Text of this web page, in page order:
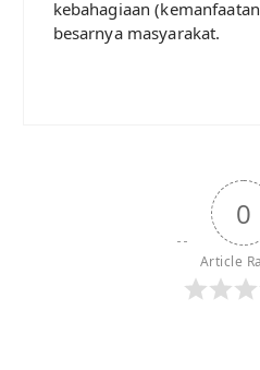
kebahagiaan
besarnya masyarakat.
0
Article